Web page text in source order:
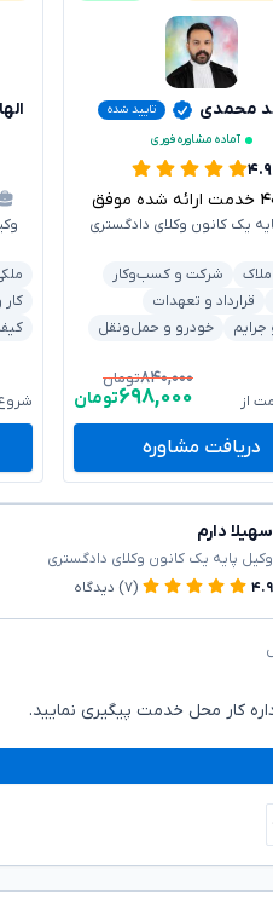
محمدی
تایید شده
آماده مشاوره فوری
۴.۹
خدمت ارائه شده موفق
یک کانون وکلای دادگستری
شرکت و کسب‌وکار
قرارداد و تعهدات
خودرو و حمل‌ونقل
از
۸۴۰,۰۰۰تومان
۶۹۸,۰۰۰تومان
دریافت مشاوره
سهیلا دارم
وکیل پایه یک کانون وکلای دادگستری
۴.۹
(۷) دیدگاه
کار محل خدمت پیگیری نمایید.